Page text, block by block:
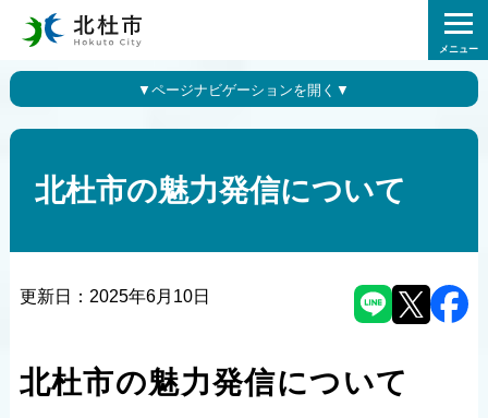
メニュー
北杜市の魅力発信について
更新日： 2025年6月10日
北杜市の魅力発信について